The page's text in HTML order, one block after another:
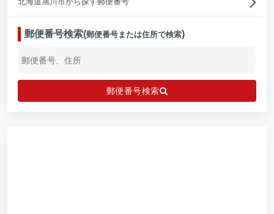
郵便番号検索(郵便番号または住所で検索)
郵便番号検索